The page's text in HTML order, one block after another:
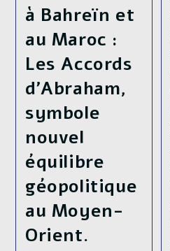
à Bahreïn et
au Maroc :
Les Accords
d’Abraham,
symbole
nouvel
équilibre
géopolitique
au Moyen-
Orient.